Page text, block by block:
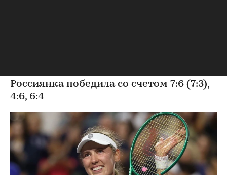
Россиянка победила со счетом 7:6 (7:3),
4:6, 6:4